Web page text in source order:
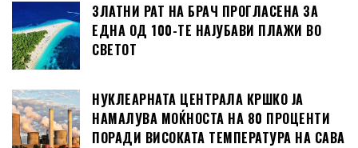
ЗЛАТНИ РАТ НА БРАЧ ПРОГЛАСЕНА ЗА
ЕДНА ОД 100-ТЕ НАЈУБАВИ ПЛАЖИ ВО
СВЕТОТ
НУКЛЕАРНАТА ЦЕНТРАЛА КРШКО ЈА
НАМАЛУВА МОЌНОСТА НА 80 ПРОЦЕНТИ
ПОРАДИ ВИСОКАТА ТЕМПЕРАТУРА НА САВА